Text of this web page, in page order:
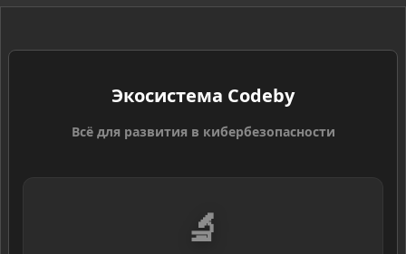
Экосистема Codeby
Всё для развития в кибербезопасности
🔬